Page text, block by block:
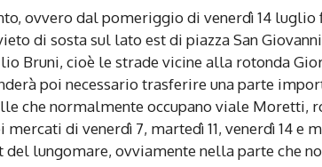
ovvero dal pomeriggio di venerdì 14 luglio
di sosta sul lato est di piazza San
Bruni, cioè le strade vicine alla rotonda
poi necessario trasferire una parte
che normalmente occupano viale Moretti,
di venerdì 7, martedì 11, venerdì 14 e
lungomare, ovviamente nella parte che